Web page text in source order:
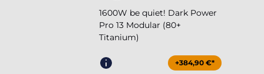
1600W be quiet! Dark Power
Pro 13 Modular (80+
Titanium)
+384,90 €*